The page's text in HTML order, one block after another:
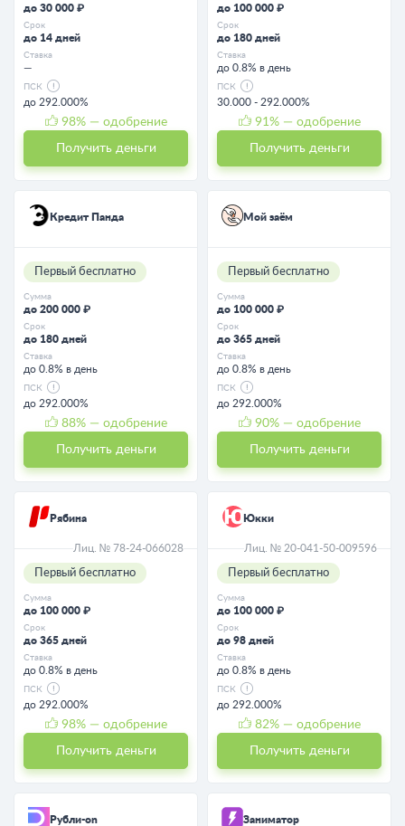
до 30 000 ₽
Срок
до 14 дней
Ставка
—
ПСК
до 292.000%
98% — одобрение
Получить деньги
до 100 000 ₽
Срок
до 180 дней
Ставка
до 0.8% в день
ПСК
30.000 - 292.000%
91 % — одобрение
Получить деньги
Кредит Панда
Первый бесплатно
Сумма
до 200 000 ₽
Срок
до 180 дней
Ставка
до 0.8% в день
ПСК
до 292.000%
88% — одобрение
Получить деньги
Мой заём
Первый бесплатно
Сумма
до 100 000 ₽
Срок
до 365 дней
Ставка
до 0.8% в день
ПСК
до 292.000%
90% — одобрение
Получить деньги
Рябина
Лиц. № 78-24-066028
Первый бесплатно
Сумма
до 100 000 ₽
Срок
до 365 дней
Ставка
до 0.8% в день
ПСК
до 292.000%
98% — одобрение
Получить деньги
Юкки
Лиц. № 20-041-50-009596
Первый бесплатно
Сумма
до 100 000 ₽
Срок
до 98 дней
Ставка
до 0.8% в день
ПСК
до 292.000%
82% — одобрение
Получить деньги
Рубли-on Заниматор